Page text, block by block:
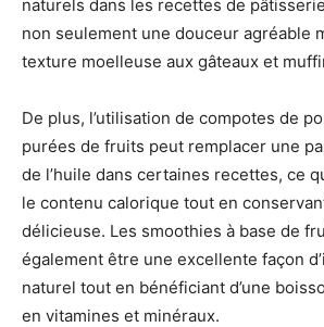
naturels dans les recettes de
non seulement une douceur agréable
texture moelleuse aux gâteaux et
De plus, l’utilisation de compotes de
purées de fruits peut remplacer une
de l’huile dans certaines recettes, ce
le contenu calorique tout en
délicieuse. Les smoothies à base de
également être une excellente façon
naturel tout en bénéficiant d’une
en vitamines et minéraux.